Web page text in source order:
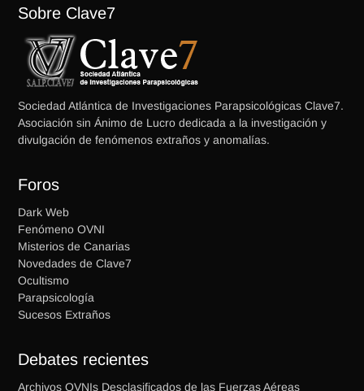
Sobre Clave7
Sociedad Atlántica de Investigaciones Parapsicológicas Clave7.
Asociación sin Ánimo de Lucro dedicada a la investigación y
divulgación de fenómenos extraños y anomalías.
Foros
Dark Web
Fenómeno OVNI
Misterios de Canarias
Novedades de Clave7
Ocultismo
Parapsicología
Sucesos Extraños
Debates recientes
Archivos OVNIs Desclasificados de las Fuerzas Aéreas